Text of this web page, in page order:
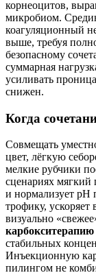
корнеоцитов,
микробиом.
коагуляционный
выше, требуя
безопасному
суммарная
усиливать
снижен.
Когда
Совмещать
цвет, лёгкую
мелкие рубчики
сценариях
и нормализует pH
трофику, ускоряет
визуально
стабильных
Инъекционную
пилингом не